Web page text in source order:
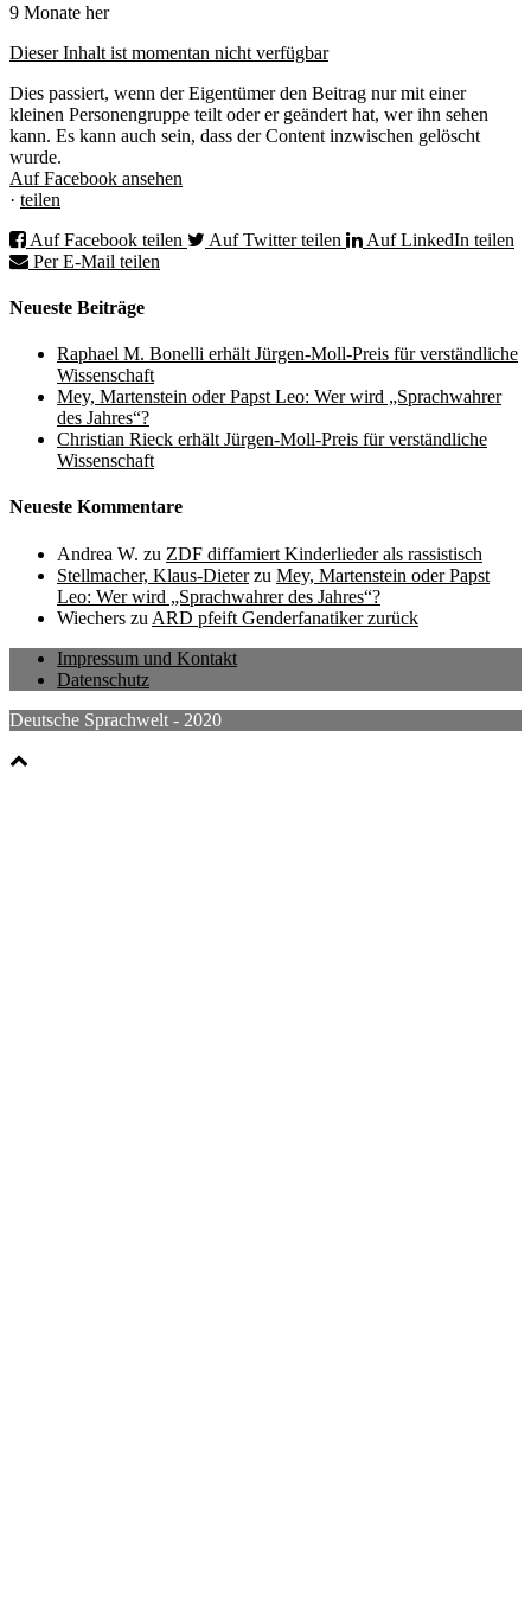
9 Monate her
Dieser Inhalt ist momentan nicht verfügbar
Dies passiert, wenn der Eigentümer den Beitrag nur mit einer
kleinen Personengruppe teilt oder er geändert hat, wer ihn sehen
kann. Es kann auch sein, dass der Content inzwischen gelöscht
wurde.
Auf Facebook ansehen
· teilen
Auf Facebook teilen
Auf Twitter teilen
Auf LinkedIn teilen
Per E-Mail teilen
Neueste Beiträge
Raphael M. Bonelli erhält Jürgen-Moll-Preis für verständliche
Wissenschaft
Mey, Martenstein oder Papst Leo: Wer wird „Sprachwahrer
des Jahres“?
Christian Rieck erhält Jürgen-Moll-Preis für verständliche
Wissenschaft
Neueste Kommentare
Andrea W. zu ZDF diffamiert Kinderlieder als rassistisch
Stellmacher, Klaus-Dieterzu Mey, Martenstein oder Papst
Leo: Wer wird „Sprachwahrer des Jahres“?
Wiechers zu ARD pfeift Genderfanatiker zurück
Impressum und Kontakt
Datenschutz
Deutsche Sprachwelt - 2020